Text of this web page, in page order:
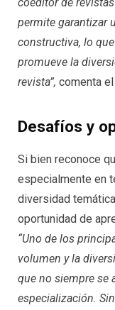
permite garantizar
constructiva, lo
promueve la
revista”, comenta
Desafíos y
Si bien reconoce
especialmente en
diversidad
oportunidad de
“Uno de los
volumen y la
que no siempre se
especialización.